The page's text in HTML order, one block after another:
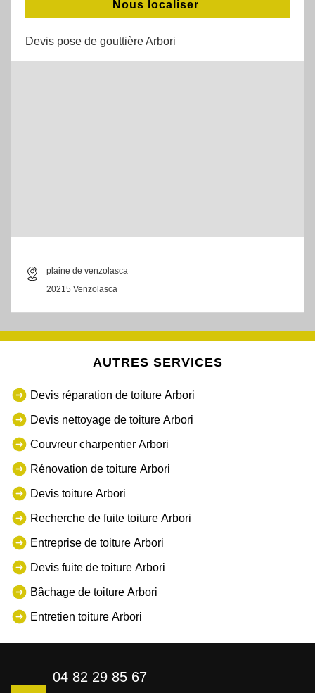
Nous localiser
Devis pose de gouttière Arbori
plaine de venzolasca
20215 Venzolasca
AUTRES SERVICES
Devis réparation de toiture Arbori
Devis nettoyage de toiture Arbori
Couvreur charpentier Arbori
Rénovation de toiture Arbori
Devis toiture Arbori
Recherche de fuite toiture Arbori
Entreprise de toiture Arbori
Devis fuite de toiture Arbori
Bâchage de toiture Arbori
Entretien toiture Arbori
04 82 29 85 67